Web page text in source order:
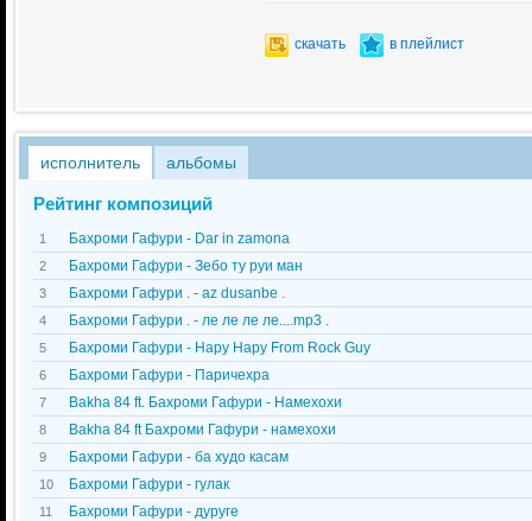
скачать в плейлист
исполнитель альбомы
Рейтинг композиций
1 Бахроми Гафури - Dar in zamona
2 Бахроми Гафури - Зебо ту руи ман
3 Бахроми Гафури . - az dusanbe .
4 Бахроми Гафури . - ле ле ле ле....mp3 .
5 Бахроми Гафури - Нару Нару From Rock Guy
6 Бахроми Гафури - Паричехра
7 Bakha 84 ft. Бахроми Гафури - Намехохи
8 Bakha 84 ft Бахроми Гафури - намехохи
9 Бахроми Гафури - ба худо касам
10 Бахроми Гафури - гулак
11 Бахроми Гафури - дуруге